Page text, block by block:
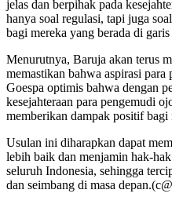
jelas dan berpihak pada
hanya soal regulasi, tapi juga
bagi mereka yang berada di
Menurutnya, Baruja akan terus
memastikan bahwa aspirasi
Goespa optimis bahwa dengan
kesejahteraan para pengemudi
memberikan dampak positif bagi
Usulan ini diharapkan dapat
lebih baik dan menjamin hak-
seluruh Indonesia, sehingga
dan seimbang di masa